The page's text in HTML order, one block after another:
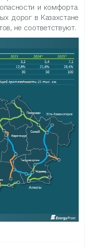
и комфорта.
дорог в Казахстане
не соответствуют.